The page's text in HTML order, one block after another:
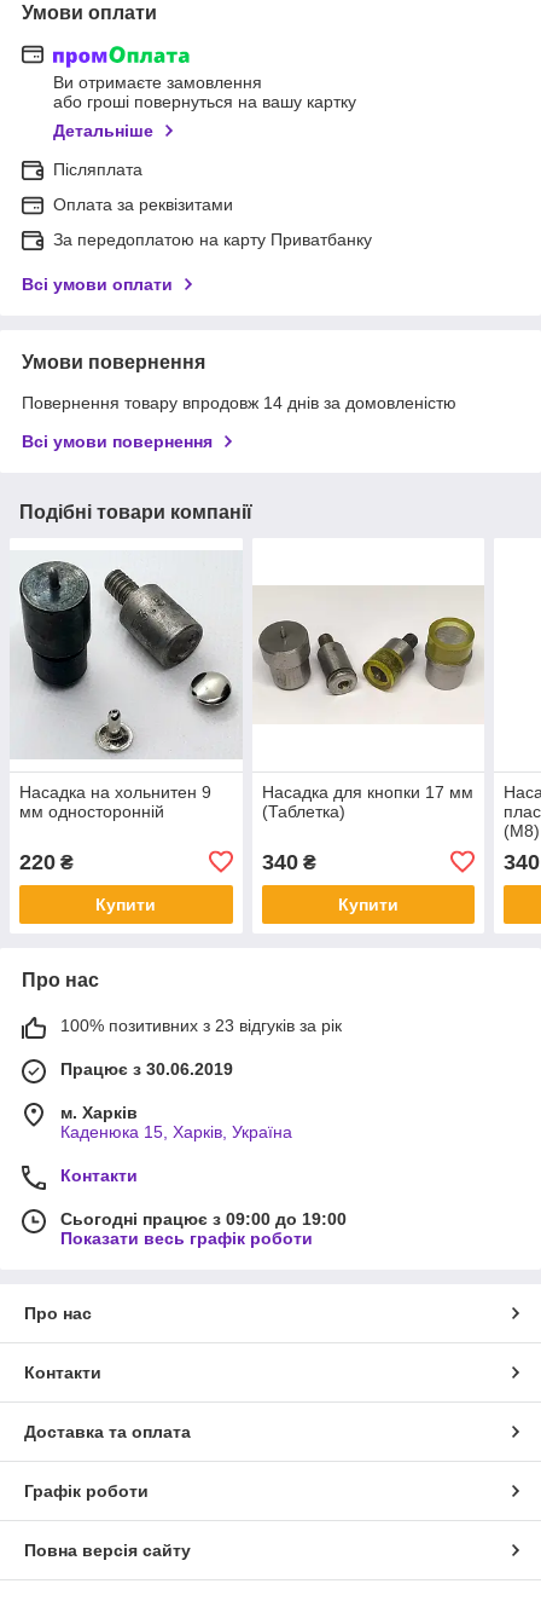
Умови оплати
Ви отримаєте замовлення
або гроші повернуться на вашу картку
Детальніше
Післяплата
Оплата за реквізитами
За передоплатою на карту Приватбанку
Всі умови оплати
Умови повернення
Повернення товару впродовж 14 днів за домовленістю
Всі умови повернення
Подібні товари компанії
Насадка на хольнитен 9
мм односторонній
220 ₴
Купити
Насадка для кнопки 17 мм
(Таблетка)
340₴
Купити
(М8)
340
Про нас
100% позитивних з 23 відгуків за рік
Працює з 30.06.2019
м. Харків
Каденюка 15, Харків, Україна
Контакти
Сьогодні працює з 09:00 до 19:00
Показати весь графік роботи
Про нас
Контакти
Доставка та оплата
Графік роботи
Повна версія сайту